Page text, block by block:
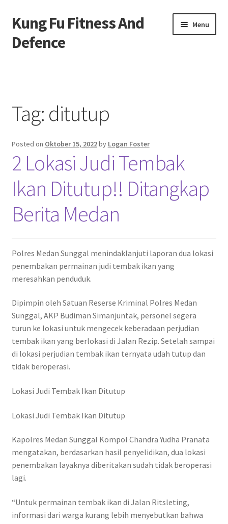
Skip
to
navigation
Skip
to
content
Kung Fu Fitness And
Defence
Menu
Contact us
Privacy Policy
Tag: ditutup
Posted on Oktober 15, 2022by Logan Foster
2 Lokasi Judi Tembak
Ikan Ditutup!! Ditangkap
Berita Medan
Polres Medan Sunggal menindaklanjuti laporan dua lokasi
penembakan permainan judi tembak ikan yang
meresahkan penduduk.
Dipimpin oleh Satuan Reserse Kriminal Polres Medan
Sunggal, AKP Budiman Simanjuntak, personel segera
turun ke lokasi untuk mengecek keberadaan perjudian
tembak ikan yang berlokasi di Jalan Rezip. Setelah sampai
di lokasi perjudian tembak ikan ternyata udah tutup dan
tidak beroperasi.
Lokasi Judi Tembak Ikan Ditutup
Lokasi Judi Tembak Ikan Ditutup
Kapolres Medan Sunggal Kompol Chandra Yudha Pranata
mengatakan, berdasarkan hasil penyelidikan, dua lokasi
penembakan layaknya diberitakan sudah tidak beroperasi
lagi.
“Untuk permainan tembak ikan di Jalan Ritsleting,
informasi dari warga kurang lebih menyebutkan bahwa